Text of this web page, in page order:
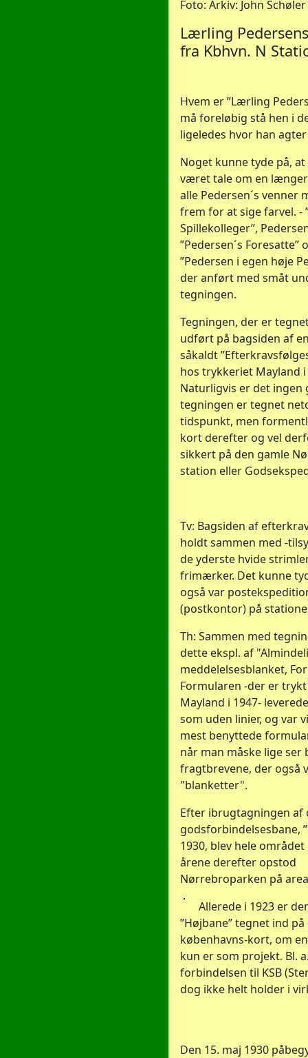
Foto: Arkiv: John
Lærling
fra Kbhvn. N
Hvem er ”Lærling
må foreløbig stå hen i
ligeledes hvor han
Noget kunne tyde på,
været tale om en
alle Pedersen´s venner
frem for at sige farvel. -
Spillekolleger”,
”Pedersen´s Foresatte”
”Pedersen i egen høje
der anført med småt
tegningen.
Tegningen, der er
udført på bagsiden af
såkaldt
hos trykkeriet Mayland i
Naturligvis er det ingen
tegningen er tegnet
tidspunkt, men
kort derefter og vel
sikkert på den gamle
station eller
Tv: Bagsiden af
holdt sammen med -
de yderste hvide
frimærker. Det kunne
også var
(postkontor) på
Th: Sammen med
dette ekspl. af
meddelelsesblanket,
Formularen -der er
Mayland i 1947-
som uden linier, og var
mest benyttede
når man måske lige ser
fragtbrevene, der også
"blanketter".
Efter ibrugtagningen af
godsforbindelsesbane,
1930, blev hele
årene derefter opstod
Nørrebroparken på
Allerede i 1923 er
”Højbane” tegnet ind
københavns-kort, om
kun er som projekt. Bl.
forbindelsen til KSB
dog ikke helt holder i
Den 15. maj 1930